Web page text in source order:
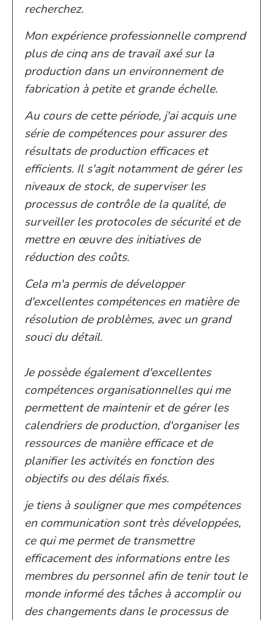
recherchez.
Mon expérience professionnelle comprend
plus de cinq ans de travail axé sur la
production dans un environnement de
fabrication à petite et grande échelle.
Au cours de cette période, j'ai acquis une
série de compétences pour assurer des
résultats de production efficaces et
efficients. Il s'agit notamment de gérer les
niveaux de stock, de superviser les
processus de contrôle de la qualité, de
surveiller les protocoles de sécurité et de
mettre en œuvre des initiatives de
réduction des coûts.
Cela m'a permis de développer
d'excellentes compétences en matière de
résolution de problèmes, avec un grand
souci du détail.
Je possède également d'excellentes
compétences organisationnelles qui me
permettent de maintenir et de gérer les
calendriers de production, d'organiser les
ressources de manière efficace et de
planifier les activités en fonction des
objectifs ou des délais fixés.
je tiens à souligner que mes compétences
en communication sont très développées,
ce qui me permet de transmettre
efficacement des informations entre les
membres du personnel afin de tenir tout le
monde informé des tâches à accomplir ou
des changements dans le processus de